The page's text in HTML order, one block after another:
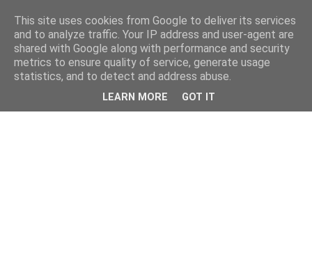
This site uses cookies from Google to deliver its services
and to analyze traffic. Your IP address and user-agent are
shared with Google along with performance and security
metrics to ensure quality of service, generate usage
statistics, and to detect and address abuse.
LEARN MORE GOT IT